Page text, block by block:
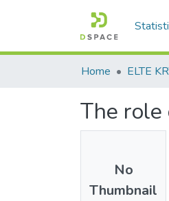
Home
The role
No
Thumbnail